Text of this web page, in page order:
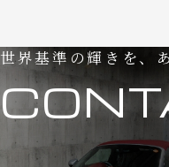
世界基準の輝きを、